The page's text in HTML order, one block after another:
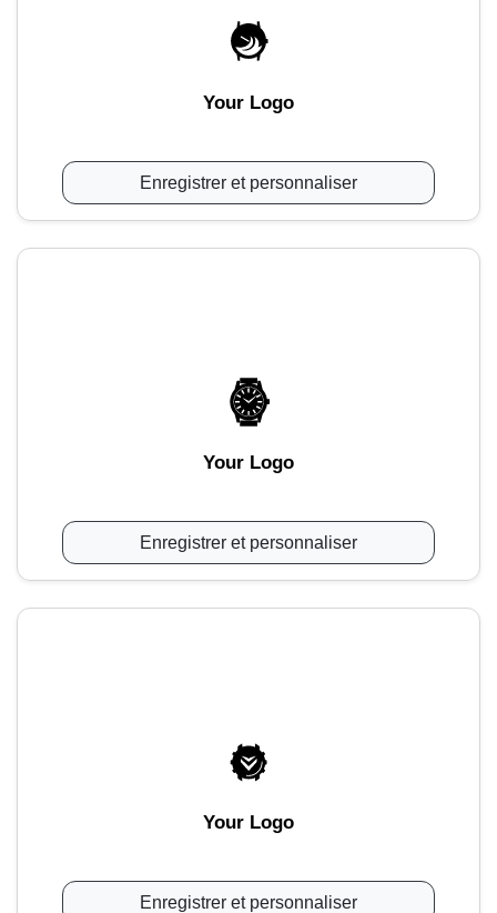
Your Logo
Enregistrer et personnaliser
Your Logo
Enregistrer et personnaliser
Your Logo
Enregistrer et personnaliser